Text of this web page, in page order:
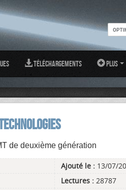
Téléchargements Plus
de deuxième génération
Ajouté le : 13/07/
Lectures : 28787